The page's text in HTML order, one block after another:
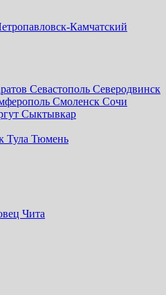
Камчатский
Севастополь Северодвинск
Смоленск Сочи
Сыктывкар
Тула Тюмень
Чита